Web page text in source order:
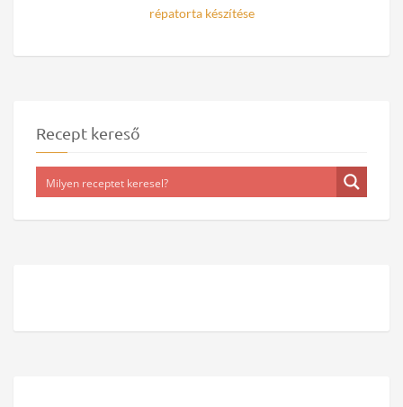
répatorta készítése
Recept kereső